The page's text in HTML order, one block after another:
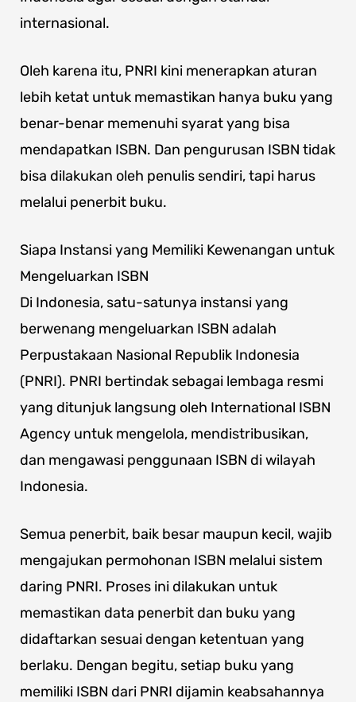
internasional.
Oleh karena itu, PNRI kini menerapkan aturan
lebih ketat untuk memastikan hanya buku yang
benar-benar memenuhi syarat yang bisa
mendapatkan ISBN. Dan pengurusan ISBN tidak
bisa dilakukan oleh penulis sendiri, tapi harus
melalui penerbit buku.
Siapa Instansi yang Memiliki Kewenangan untuk
Mengeluarkan ISBN
Di Indonesia, satu-satunya instansi yang
berwenang mengeluarkan ISBN adalah
Perpustakaan Nasional Republik Indonesia
(PNRI). PNRI bertindak sebagai lembaga resmi
yang ditunjuk langsung oleh International ISBN
Agency untuk mengelola, mendistribusikan,
dan mengawasi penggunaan ISBN di wilayah
Indonesia.
Semua penerbit, baik besar maupun kecil, wajib
mengajukan permohonan ISBN melalui sistem
daring PNRI. Proses ini dilakukan untuk
memastikan data penerbit dan buku yang
didaftarkan sesuai dengan ketentuan yang
berlaku. Dengan begitu, setiap buku yang
memiliki ISBN dari PNRI dijamin keabsahannya